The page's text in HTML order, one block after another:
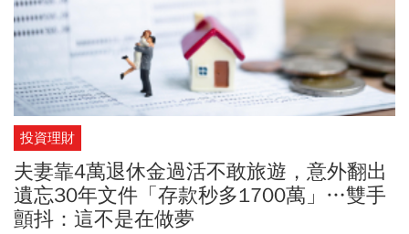
投資理財
夫妻靠4萬退休金過活不敢旅遊，意外翻出
遺忘30年文件「存款秒多1700萬」…雙手
顫抖：這不是在做夢